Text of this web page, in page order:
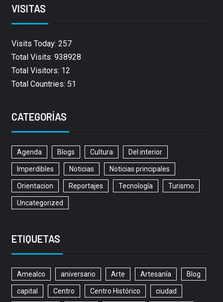
VISITAS
Visits Today: 257
Total Visits: 938928
Total Visitors: 12
Total Countries: 51
CATEGORÍAS
Agenda Blogs Cultura Del interior
Imperdibles Noticias Noticias principales
Orientacion Reportajes Tecnología Turismo
Uncategorized
ETIQUETAS
Amealco aniversario Arte Artesanía Blog
capital Centro Centro Histórico ciudad